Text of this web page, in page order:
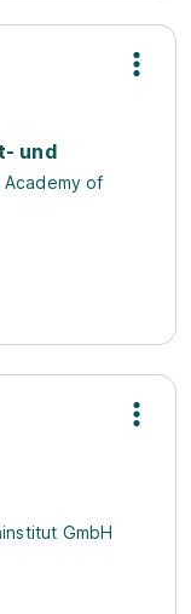
und
Academy of
GmbH